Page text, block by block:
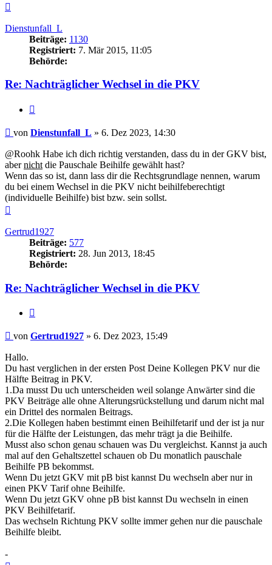
Dienstunfall_L
Beiträge: 1130
Registriert: 7. Mär 2015, 11:05
Behörde:
Re: Nachträglicher Wechsel in die PKV
Beitrag
von Dienstunfall_L » 6. Dez 2023, 14:30
@Roohk Habe ich dich richtig verstanden, dass du in der GKV bist,
abernicht die Pauschale Beihilfe gewählt hast?
Wenn das so ist, dann lass dir die Rechtsgrundlage nennen, warum
du bei einem Wechsel in die PKV nicht beihilfeberechtigt
(individuelle Beihilfe) bist bzw. sein sollst.
Gertrud1927
Beiträge: 577
Registriert: 28. Jun 2013, 18:45
Behörde:
Re: Nachträglicher Wechsel in die PKV
Beitrag
von Gertrud1927 » 6. Dez 2023, 15:49
Hallo.
Du hast verglichen in der ersten Post Deine Kollegen PKV nur die
Hälfte Beitrag in PKV.
1.Da musst Du uch unterscheiden weil solange Anwärter sind die
PKV Beiträge alle ohne Alterungsrückstellung und darum nicht mal
ein Drittel des normalen Beitrags.
2.Die Kollegen haben bestimmt einen Beihilfetarif und der ist ja nur
für die Hälfte der Leistungen, das mehr trägt ja die Beihilfe.
Musst also schon genau schauen was Du vergleichst. Kannst ja auch
mal auf den Gehaltszettel schauen ob Du monatlich pauschale
Beihilfe PB bekommst.
Wenn Du jetzt GKV mit pB bist kannst Du wechseln aber nur in
einen PKV Tarif ohne Beihilfe.
Wenn Du jetzt GKV ohne pB bist kannst Du wechseln in einen
PKV Beihilfetarif.
Das wechseln Richtung PKV sollte immer gehen nur die pauschale
Beihilfe bleibt.
-